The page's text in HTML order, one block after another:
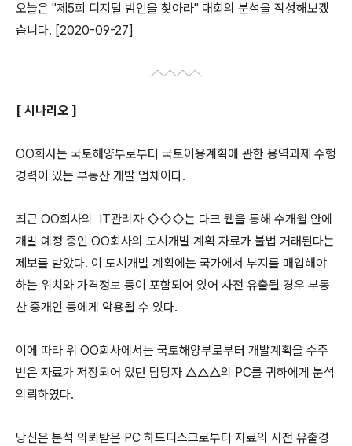
오늘은 "제5회 디지털 범인을 찾아라" 대회의 분석을 작성해보겠
습니다. [2020-09-27]
[ 시나리오 ]
OO회사는 국토해양부로부터 국토이용계획에 관한 용역과제 수행
경력이 있는 부동산 개발 업체이다.
최근 OO회사의 IT관리자 ◇◇◇는 다크 웹을 통해 수개월 안에
개발 예정 중인 OO회사의 도시개발 계획 자료가 불법 거래된다는
제보를 받았다. 이 도시개발 계획에는 국가에서 부지를 매입해야
하는 위치와 가격정보 등이 포함되어 있어 사전 유출될 경우 부동
산 중개인 등에게 악용될 수 있다.
이에 따라 위 OO회사에서는 국토해양부로부터 개발계획을 수주
받은 자료가 저장되어 있던 담당자 △△△의 PC를 귀하에게 분석
의뢰하였다.
당신은 분석 의뢰받은 PC 하드디스크로부터 자료의 사전 유출경